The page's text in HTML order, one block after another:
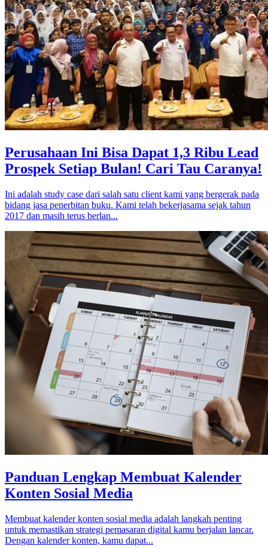
Perusahaan Ini Bisa Dapat 1,3 Ribu Lead
Prospek Setiap Bulan! Cari Tau Caranya!
Ini adalah study case dari salah satu client kami yang bergerak pada
bidang jasa penerbitan buku. Kami telah bekerjasama sejak tahun
2017 dan masih terus berlan...
Panduan Lengkap Membuat Kalender
Konten Sosial Media
Membuat kalender konten sosial media adalah langkah penting
untuk memastikan strategi pemasaran digital kamu berjalan lancar.
Dengan kalender konten, kamu dapat...